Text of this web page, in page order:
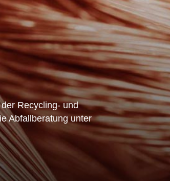
Recycling- und
Abfallberatung unter